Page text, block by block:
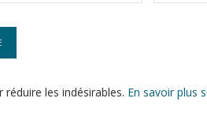
les indésirables. En savoir plus